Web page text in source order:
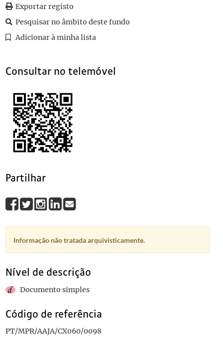
0100
Sem título
Exportar registo
Pesquisar no âmbito deste fundo
Adicionar à minha lista
Consultar no telemóvel
Partilhar
Informação não tratada arquivisticamente.
Nível de descrição
Documento simples
Código de referência
PT/MPR/AAJA/CX060/0098